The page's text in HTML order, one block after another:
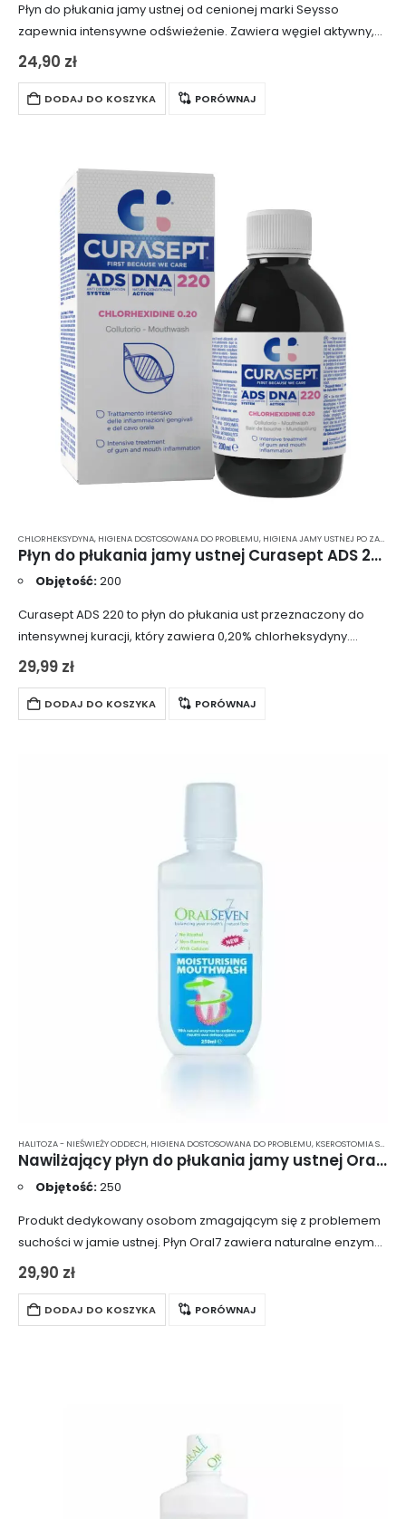
Płyn do płukania jamy ustnej od cenionej marki Seysso
zapewnia intensywne odświeżenie. Zawiera węgiel aktywny,
który skutecznie neutralizuje nieprzyjemne zapachy, oraz fluor,
który chroni zęby przed próchnicą. Idealnie uzupełnia
codzienne…
24,90 zł
DODAJ DO KOSZYKA PORÓWNAJ
CHLORHEKSYDYNA, HIGIENA DOSTOSOWANA DO PROBLEMU, HIGIENA JAMY USTNEJ PO ZABIEGU CHIRURGICZNYM
Płyn do płukania jamy ustnej Curasept ADS 220 z chlorheksydyną 0.20% 200ml
Objętość:200
Curasept ADS 220 to płyn do płukania ust przeznaczony do
intensywnej kuracji, który zawiera 0,20% chlorheksydyny.
Skutecznie zapobiega tworzeniu się płytki nazębnej i wspiera
29,99 zł
DODAJ DO KOSZYKA PORÓWNAJ
HALITOZA - NIEŚWIEŻY ODDECH, HIGIENA DOSTOSOWANA DO PROBLEMU, KSEROSTOMIA SUCHOŚĆ JAMY USTNEJ
Nawilżający płyn do płukania jamy ustnej Oral7 – 250 ml
Objętość:250
Produkt dedykowany osobom zmagającym się z problemem
suchości w jamie ustnej. Płyn Oral7 zawiera naturalne enzymy,
które pomagają utrzymać naturalną florę bakteryjną w jamie
ustnej, jednocześnie zapewniając długotrwałe odświeżenie
oddechu.
29,90 zł
DODAJ DO KOSZYKA PORÓWNAJ